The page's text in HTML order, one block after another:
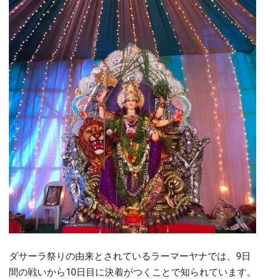
ダサーラ祭りの由来とされているラーマーヤナでは、9日
間の戦いから10日目に決着がつくことで知られています。